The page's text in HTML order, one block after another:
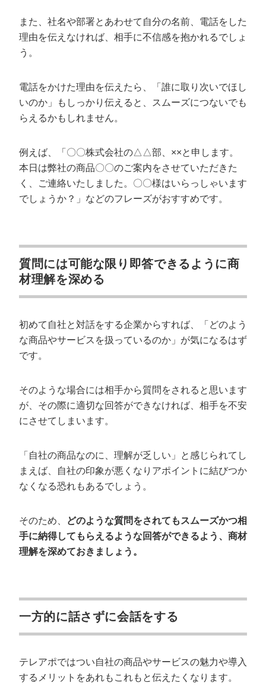
また、社名や部署とあわせて自分の名前、電話をした
理由を伝えなければ、相手に不信感を抱かれるでしょ
う。
電話をかけた理由を伝えたら、「誰に取り次いでほし
いのか」もしっかり伝えると、スムーズにつないでも
らえるかもしれません。
例えば、「〇〇株式会社の△△部、××と申します。
本日は弊社の商品〇〇のご案内をさせていただきた
く、ご連絡いたしました。〇〇様はいらっしゃいます
でしょうか？」などのフレーズがおすすめです。
質問には可能な限り即答できるように商
材理解を深める
初めて自社と対話をする企業からすれば、「どのよう
な商品やサービスを扱っているのか」が気になるはず
です。
そのような場合には相手から質問をされると思います
が、その際に適切な回答ができなければ、相手を不安
にさせてしまいます。
「自社の商品なのに、理解が乏しい」と感じられてし
まえば、自社の印象が悪くなりアポイントに結びつか
なくなる恐れもあるでしょう。
そのため、
どのような質問をされてもスムーズかつ相
手に納得してもらえるような回答ができるよう、商材
理解を深めておきましょう。
一方的に話さずに会話をする
テレアポではつい自社の商品やサービスの魅力や導入
するメリットをあれもこれもと伝えたくなります。